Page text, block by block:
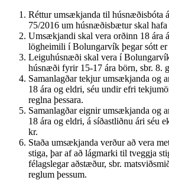
Réttur umsækjanda til húsnæðisbóta
75/2016 um húsnæðisbætur skal hafa
Umsækjandi skal vera orðinn 18 ára
lögheimili í Bolungarvík þegar sótt er
Leiguhúsnæði skal vera í
húsnæði fyrir 15-17 ára börn, sbr. 8.
Samanlagðar tekjur umsækjanda og
18 ára og eldri, séu undir efri
reglna þessara.
Samanlagðar eignir umsækjanda og
18 ára og eldri, á síðastliðnu ári séu
kr.
Staða umsækjanda verður að vera
stiga, þar af að lágmarki til tveggja
félagslegar aðstæður, sbr.
reglum þessum.